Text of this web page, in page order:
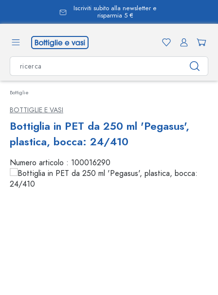
Iscriviti subito alla newsletter e
risparmia 5 €
Bottiglie
BOTTIGLIE E VASI
Bottiglia in PET da 250 ml 'Pegasus',
plastica, bocca: 24/410
Numero articolo : 100016290